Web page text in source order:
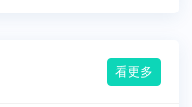
看更多